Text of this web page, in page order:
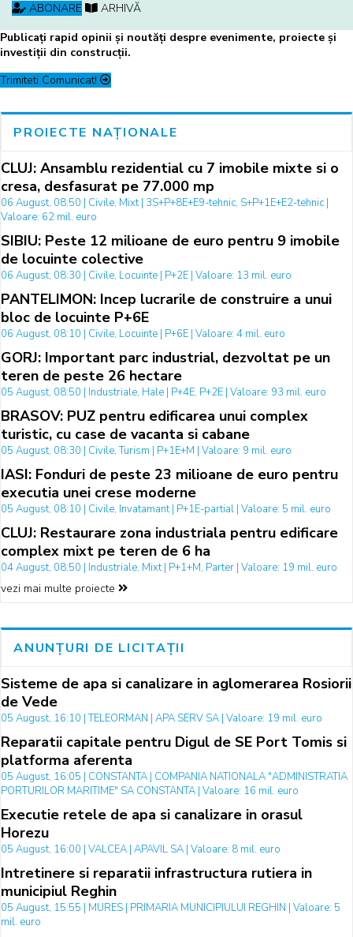
ABONARE
ARHIVĂ
Publicați rapid opinii și noutăți despre evenimente, proiecte și
investiții din construcții.
Trimiteti Comunicat!
PROIECTE NAȚIONALE
CLUJ: Ansamblu rezidential cu 7 imobile mixte si o
cresa, desfasurat pe 77.000 mp
06 August, 08:50 | Civile, Mixt | 3S+P+8E+E9-tehnic, S+P+1E+E2-tehnic |
Valoare: 62 mil. euro
SIBIU: Peste 12 milioane de euro pentru 9 imobile
de locuinte colective
06 August, 08:30 | Civile, Locuinte | P+2E | Valoare: 13 mil. euro
PANTELIMON: Incep lucrarile de construire a unui
bloc de locuinte P+6E
06 August, 08:10 | Civile, Locuinte | P+6E | Valoare: 4 mil. euro
GORJ: Important parc industrial, dezvoltat pe un
teren de peste 26 hectare
05 August, 08:50 | Industriale, Hale | P+4E, P+2E | Valoare: 93 mil. euro
BRASOV: PUZ pentru edificarea unui complex
turistic, cu case de vacanta si cabane
05 August, 08:30 | Civile, Turism | P+1E+M | Valoare: 9 mil. euro
IASI: Fonduri de peste 23 milioane de euro pentru
executia unei crese moderne
05 August, 08:10 | Civile, Invatamant | P+1E-partial | Valoare: 5 mil. euro
CLUJ: Restaurare zona industriala pentru edificare
complex mixt pe teren de 6 ha
04 August, 08:50 | Industriale, Mixt | P+1+M, Parter | Valoare: 19 mil. euro
vezi mai multe proiecte
ANUNȚURI DE LICITAȚII
Sisteme de apa si canalizare in aglomerarea Rosiorii
de Vede
05 August, 16:10 | TELEORMAN | APA SERV SA | Valoare: 19 mil. euro
Reparatii capitale pentru Digul de SE Port Tomis si
platforma aferenta
05 August, 16:05 | CONSTANTA | COMPANIA NATIONALA "ADMINISTRATIA
PORTURILOR MARITIME" SA CONSTANTA | Valoare: 16 mil. euro
Executie retele de apa si canalizare in orasul
Horezu
05 August, 16:00 | VALCEA | APAVIL SA | Valoare: 8 mil. euro
Intretinere si reparatii infrastructura rutiera in
municipiul Reghin
05 August, 15:55 | MURES | PRIMARIA MUNICIPIULUI REGHIN | Valoare: 5
mil. euro